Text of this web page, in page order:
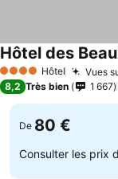
4 Étoiles Hôtel Vues
Hôtel des
8,2 Très bien 1 667
De 80 €
Consulter les prix